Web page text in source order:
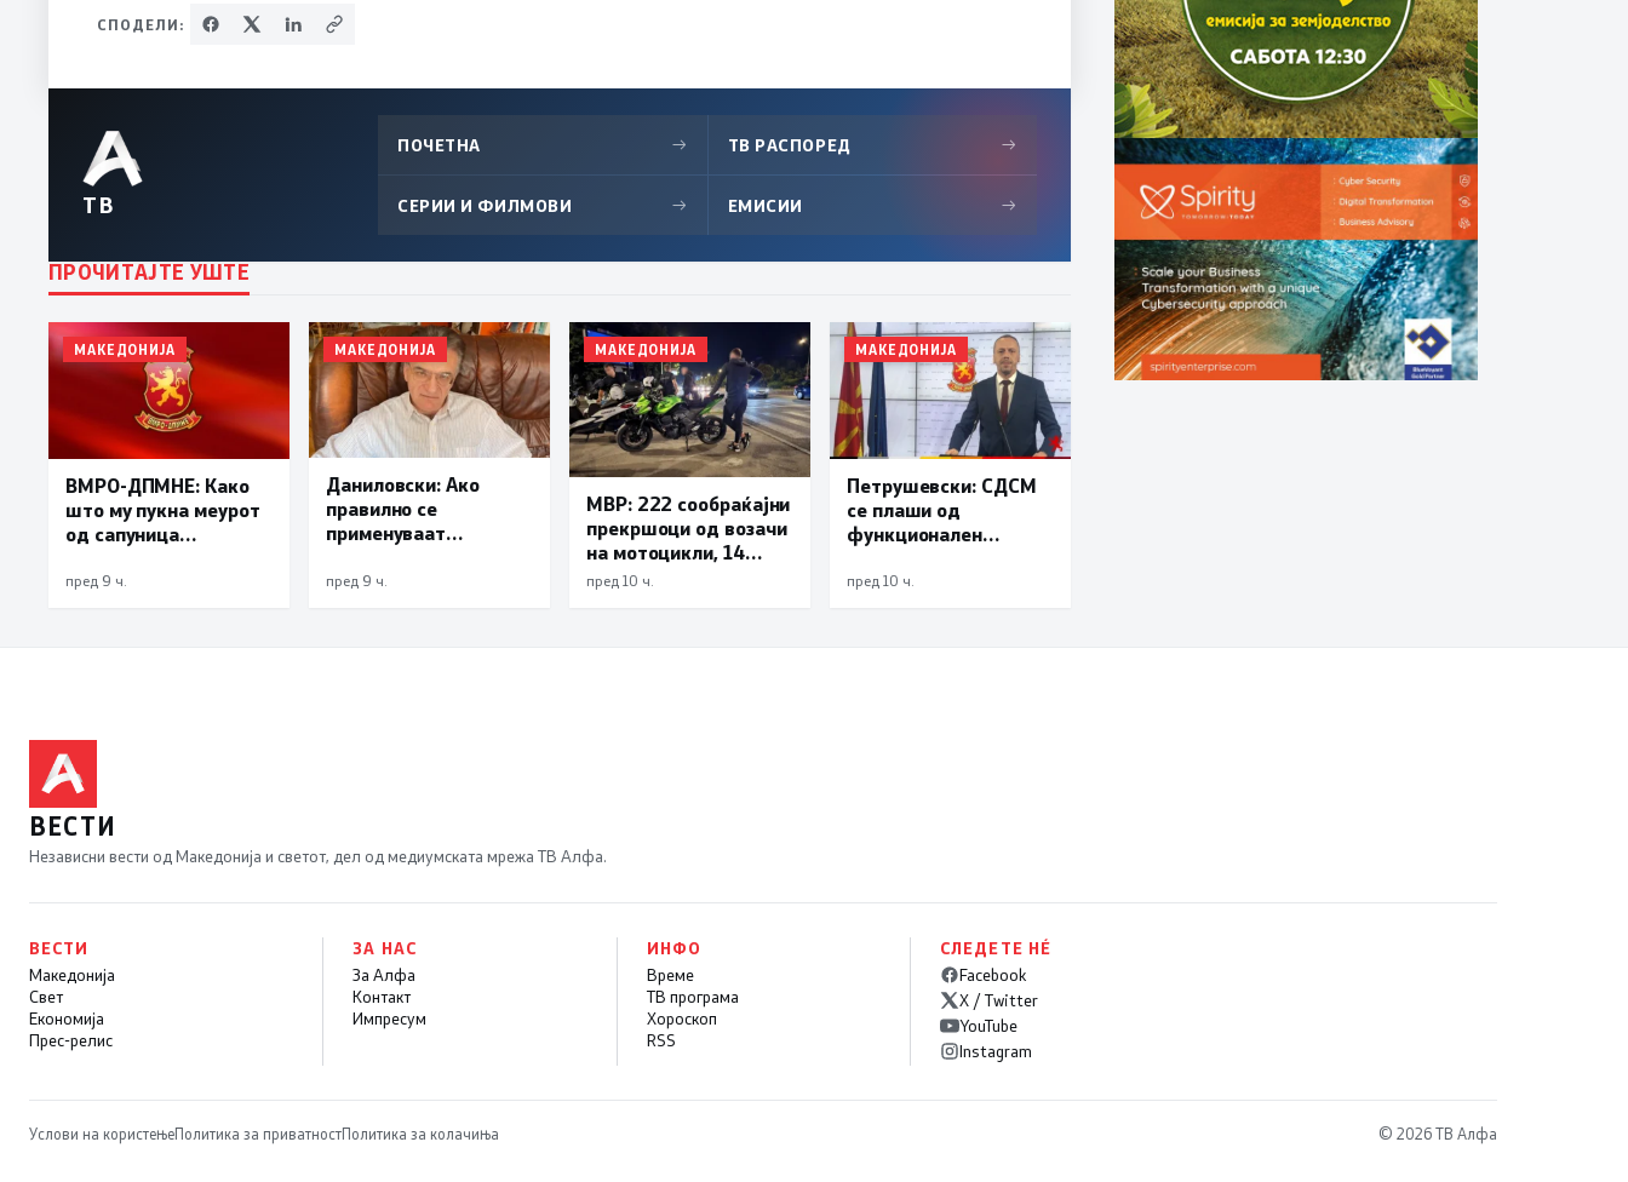
СПОДЕЛИ:
ТВ
ПОЧЕТНА → ТВ РАСПОРЕД →
СЕРИИ И ФИЛМОВИ → ЕМИСИИ →
ПРОЧИТАЈТЕ УШТЕ
МАКЕДОНИЈА
ВМРО-ДПМНЕ: Како
што му пукна меурот
од сапуница
така на талогот на
пред 9 ч.
МАКЕДОНИЈА
Даниловски: Ако
правилно се
применуваат
може да се
пред 9 ч.
МАКЕДОНИЈА
МВР: 222 сообраќајни
прекршоци од возачи
на мотоцикли, 14
лишени поради
пред 10 ч.
МАКЕДОНИЈА
Петрушевски: СДСМ
се плаши од
функционален
град“ е доказ дека
пред 10 ч.
ВЕСТИ
Независни вести од Македонија и светот, дел од медиумската мрежа ТВ Алфа.
ВЕСТИ
Македонија
Свет
Економија
Прес-релис
ЗА НАС
За Алфа
Контакт
Импресум
ИНФО
Време
ТВ програма
Хороскоп
RSS
СЛЕДЕТЕ НÉ
Facebook
X / Twitter
YouTube
Instagram
Услови на користењеПолитика за приватностПолитика за колачиња © 2026 ТВ Алфа